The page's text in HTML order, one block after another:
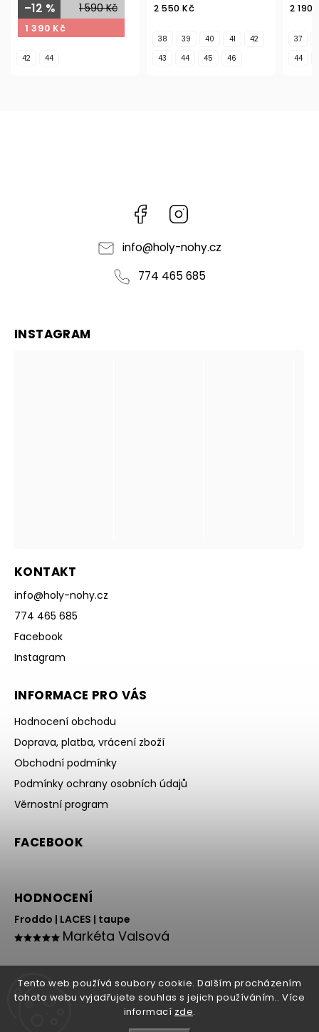
Tento web používá soubory cookie. Dalším procházením
tohoto webu vyjadřujete souhlas s jejich používáním.. Více
informací zde.
1 590 Kč
–12 %
1 390 Kč
42 44
2 550 Kč
38 39 40 41 42
43 44 45 46
2 190
37
44
Facebook
info@holy-nohy.cz
774 465 685
KONTAKT
info@holy-nohy.cz
774 465 685
Facebook
Instagram
INFORMACE PRO VÁS
Hodnocení obchodu
Doprava, platba, vrácení zboží
Obchodní podmínky
Podmínky ochrany osobních údajů
Věrnostní program
FACEBOOK
INSTAGRAM
HODNOCENÍ
Froddo | LACES | taupe
Markéta Valsová